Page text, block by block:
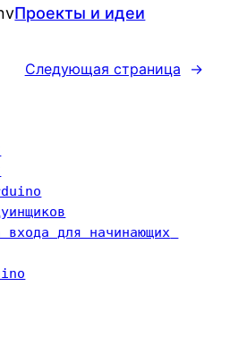
Проекты и идеи
Следующая страница →
входа для начинающих